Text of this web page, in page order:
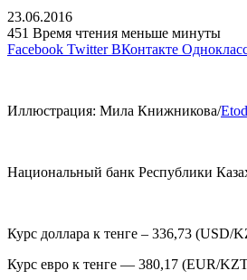
23.06.2016
451 Время чтения меньше минуты
Facebook Twitter ВКонтакте
Иллюстрация: Мила Книжникова/
Национальный банк Республики
Курс доллара к тенге – 336,73 (USD/
Курс евро к тенге — 380,17 (EUR/